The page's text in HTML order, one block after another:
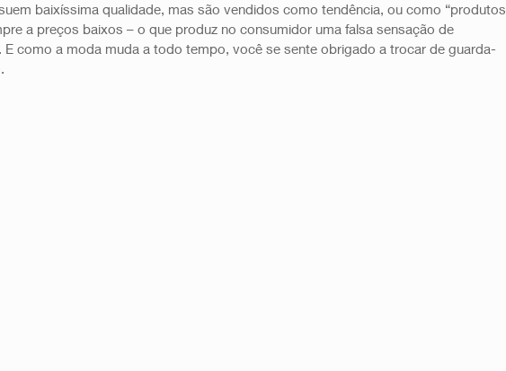
baixíssima qualidade, mas são vendidos como tendência, ou como “produtos
a preços baixos – o que produz no consumidor uma falsa sensação de
E como a moda muda a todo tempo, você se sente obrigado a trocar de guarda-